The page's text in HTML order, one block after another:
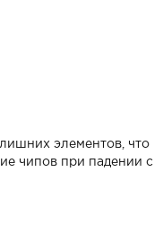
элементов, что
чипов при падении с